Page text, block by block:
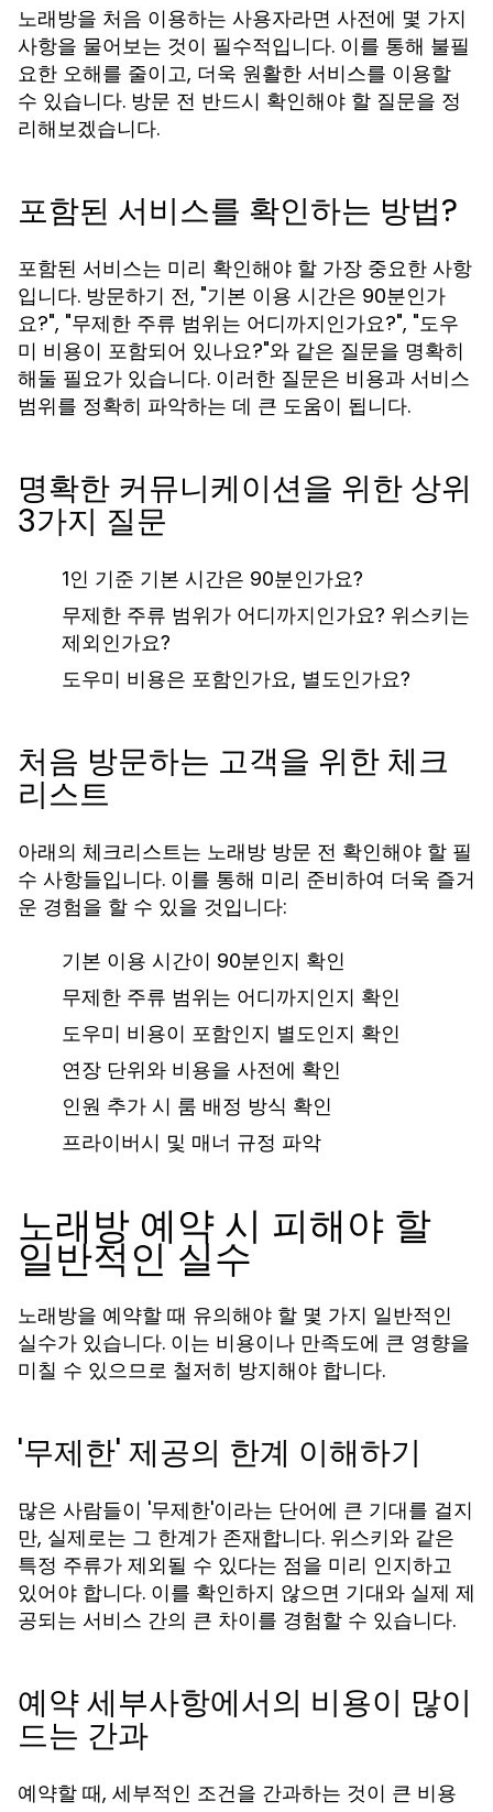
노래방을 처음 이용하는 사용자라면 사전에 몇 가지
사항을 물어보는 것이 필수적입니다. 이를 통해 불필
요한 오해를 줄이고, 더욱 원활한 서비스를 이용할
수 있습니다. 방문 전 반드시 확인해야 할 질문을 정
리해보겠습니다.
포함된 서비스를 확인하는 방법?
포함된 서비스는 미리 확인해야 할 가장 중요한 사항
입니다. 방문하기 전, "기본 이용 시간은 90분인가
요?", "무제한 주류 범위는 어디까지인가요?", "도우
미 비용이 포함되어 있나요?"와 같은 질문을 명확히
해둘 필요가 있습니다. 이러한 질문은 비용과 서비스
범위를 정확히 파악하는 데 큰 도움이 됩니다.
명확한 커뮤니케이션을 위한 상위
3가지 질문
1인 기준 기본 시간은 90분인가요?
무제한 주류 범위가 어디까지인가요? 위스키는
제외인가요?
도우미 비용은 포함인가요, 별도인가요?
처음 방문하는 고객을 위한 체크
리스트
아래의 체크리스트는 노래방 방문 전 확인해야 할 필
수 사항들입니다. 이를 통해 미리 준비하여 더욱 즐거
운 경험을 할 수 있을 것입니다:
기본 이용 시간이 90분인지 확인
무제한 주류 범위는 어디까지인지 확인
도우미 비용이 포함인지 별도인지 확인
연장 단위와 비용을 사전에 확인
인원 추가 시 룸 배정 방식 확인
프라이버시 및 매너 규정 파악
노래방 예약 시 피해야 할
일반적인 실수
노래방을 예약할 때 유의해야 할 몇 가지 일반적인
실수가 있습니다. 이는 비용이나 만족도에 큰 영향을
미칠 수 있으므로 철저히 방지해야 합니다.
'무제한' 제공의 한계 이해하기
많은 사람들이 '무제한'이라는 단어에 큰 기대를 걸지
만, 실제로는 그 한계가 존재합니다. 위스키와 같은
특정 주류가 제외될 수 있다는 점을 미리 인지하고
있어야 합니다. 이를 확인하지 않으면 기대와 실제 제
공되는 서비스 간의 큰 차이를 경험할 수 있습니다.
예약 세부사항에서의 비용이 많이
드는 간과
예약할 때, 세부적인 조건을 간과하는 것이 큰 비용